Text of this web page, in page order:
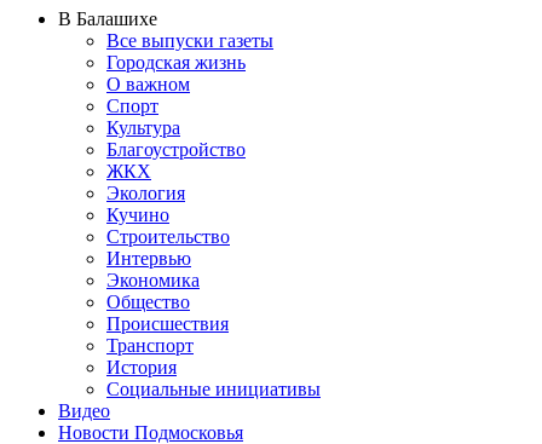
В Балашихе
Все выпуски газеты
Городская жизнь
О важном
Спорт
Культура
Благоустройство
ЖКХ
Экология
Кучино
Строительство
Интервью
Экономика
Общество
Происшествия
Транспорт
История
Социальные инициативы
Видео
Новости Подмосковья